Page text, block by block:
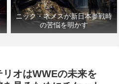
ニック・ネメスが新日本参戦時
の苦悩を明かす
リオはWWEの未来を